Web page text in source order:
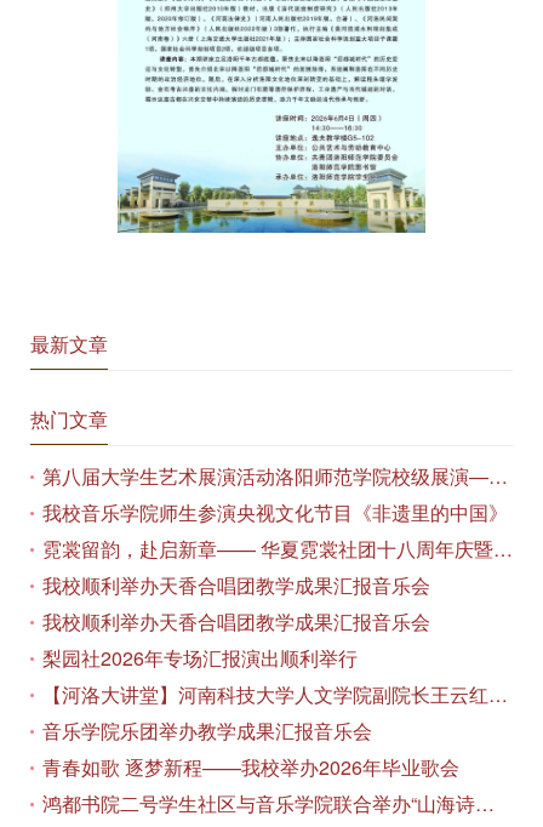
最新文章
热门文章
第八届大学生艺术展演活动洛阳师范学院校级展演——艺术作品专场展览在美术与艺术学院顺利开展
我校音乐学院师生参演央视文化节目《非遗里的中国》
霓裳留韵，赴启新章—— 华夏霓裳社团十八周年庆暨毕业季特别演出圆满落幕
我校顺利举办天香合唱团教学成果汇报音乐会
我校顺利举办天香合唱团教学成果汇报音乐会
梨园社2026年专场汇报演出顺利举行
【河洛大讲堂】河南科技大学人文学院副院长王云红教授应邀作专题讲座
音乐学院乐团举办教学成果汇报音乐会
青春如歌 逐梦新程——我校举办2026年毕业歌会
鸿都书院二号学生社区与音乐学院联合举办“山海诗恋”合唱思政汇报音乐会